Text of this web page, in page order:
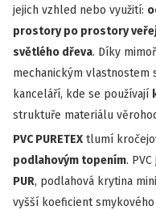
jejich vzhled nebo využití:
prostory po prostory
světlého dřeva. Díky
mechanickým vlastnostem
kanceláří, kde se používají
struktuře materiálu
PVC PURETEX tlumí
podlahovým topením.
PUR, podlahová krytina
vyšší koeficient